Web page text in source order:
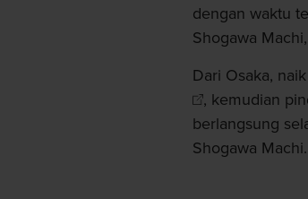
dengan waktu
Shogawa
Dari Osaka,
, kemudian
berlangsung
Shogawa Machi.